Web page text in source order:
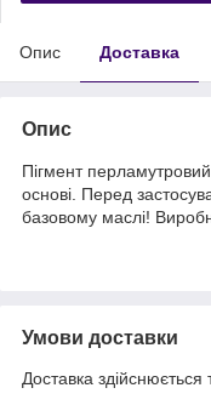
Опис Доставка
Опис
Пігмент
основі. Перед
базовому маслі!
Умови доставки
Доставка здійснюється